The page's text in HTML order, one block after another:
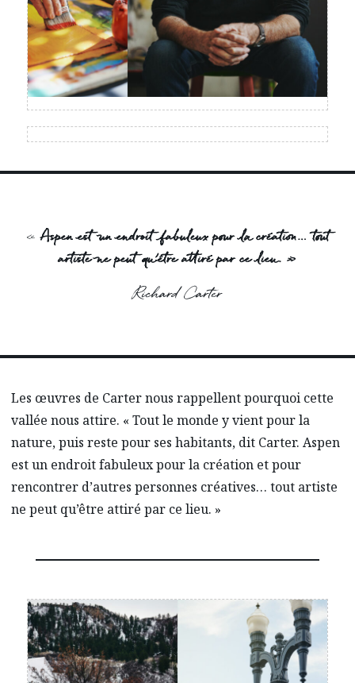
«Aspen est un endroit fabuleux pour la création… tout
artiste ne peut qu’être attiré par ce lieu. »
Richard Carter
Les œuvres de Carter nous rappellent pourquoi cette
vallée nous attire. « Tout le monde y vient pour la
nature, puis reste pour ses habitants, dit Carter. Aspen
est un endroit fabuleux pour la création et pour
rencontrer d’autres personnes créatives… tout artiste
ne peut qu’être attiré par ce lieu. »